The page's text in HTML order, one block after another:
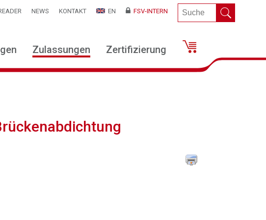
NEWS KONTAKT EN FSV-INTERN
Zulassungen Zertifizierung